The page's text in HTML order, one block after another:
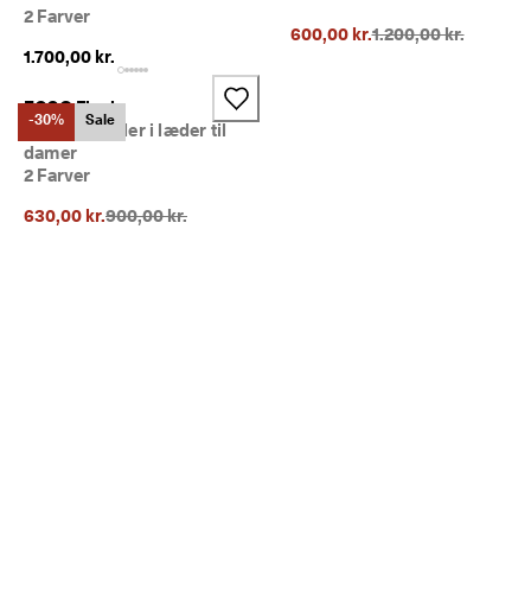
2 Farver
1.700,00 kr.
600,00 kr.Oprindelig pris
1.200,00 kr.
-30% Sale
ECCO Flash
Flade sandaler i læder til
damer
2 Farver
630,00 kr.Oprindelig pris {{price}}:
900,00 kr.